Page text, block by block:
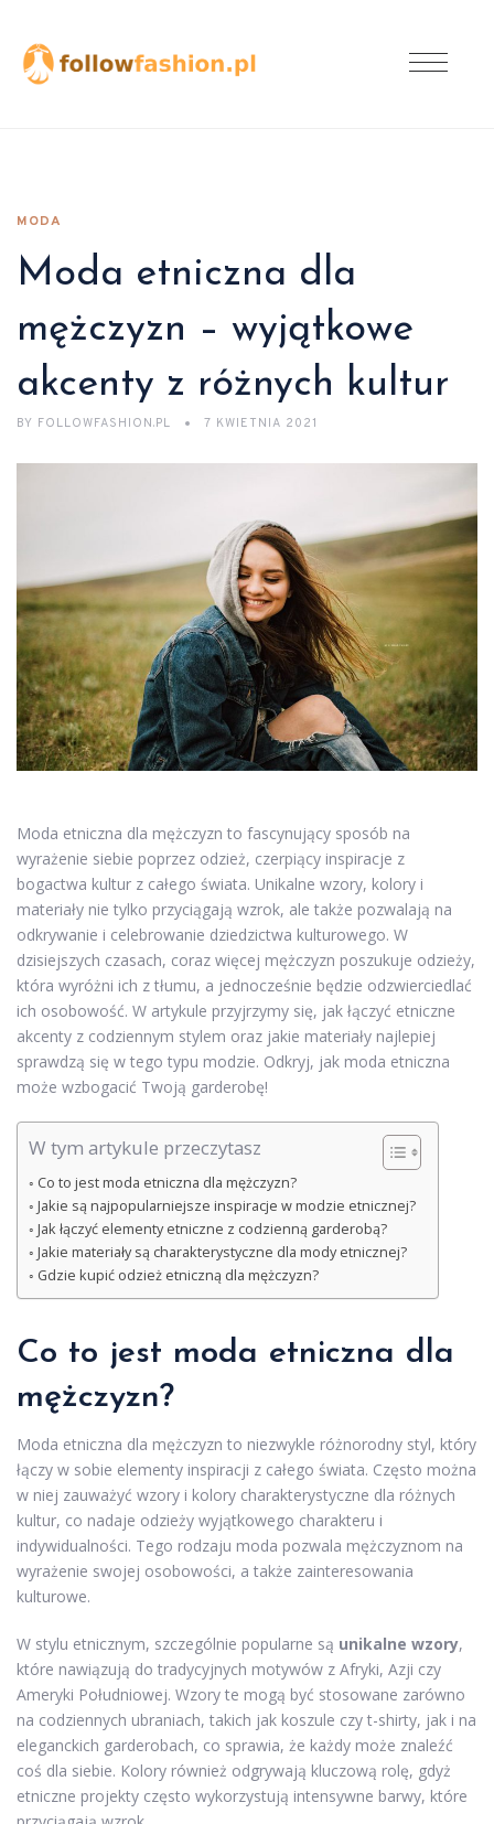
MODA
Moda etniczna dla
mężczyzn – wyjątkowe
akcenty z różnych kultur
BY FOLLOWFASHION.PL 7 KWIETNIA 2021
Moda etniczna dla mężczyzn to fascynujący sposób na
wyrażenie siebie poprzez odzież, czerpiący inspiracje z
bogactwa kultur z całego świata. Unikalne wzory, kolory i
materiały nie tylko przyciągają wzrok, ale także pozwalają na
odkrywanie i celebrowanie dziedzictwa kulturowego. W
dzisiejszych czasach, coraz więcej mężczyzn poszukuje odzieży,
która wyróżni ich z tłumu, a jednocześnie będzie odzwierciedlać
ich osobowość. W artykule przyjrzymy się, jak łączyć etniczne
akcenty z codziennym stylem oraz jakie materiały najlepiej
sprawdzą się w tego typu modzie. Odkryj, jak moda etniczna
może wzbogacić Twoją garderobę!
W tym artykule przeczytasz
Co to jest moda etniczna dla mężczyzn?
Jakie są najpopularniejsze inspiracje w modzie etnicznej?
Jak łączyć elementy etniczne z codzienną garderobą?
Jakie materiały są charakterystyczne dla mody etnicznej?
Gdzie kupić odzież etniczną dla mężczyzn?
Co to jest moda etniczna dla
mężczyzn?
Moda etniczna dla mężczyzn to niezwykle różnorodny styl, który
łączy w sobie elementy inspiracji z całego świata. Często można
w niej zauważyć wzory i kolory charakterystyczne dla różnych
kultur, co nadaje odzieży wyjątkowego charakteru i
indywidualności. Tego rodzaju moda pozwala mężczyznom na
wyrażenie swojej osobowości, a także zainteresowania
kulturowe.
W stylu etnicznym, szczególnie popularne są unikalne wzory,
które nawiązują do tradycyjnych motywów z Afryki, Azji czy
Ameryki Południowej. Wzory te mogą być stosowane zarówno
na codziennych ubraniach, takich jak koszule czy t-shirty, jak i na
eleganckich garderobach, co sprawia, że każdy może znaleźć
coś dla siebie. Kolory również odgrywają kluczową rolę, gdyż
etniczne projekty często wykorzystują intensywne barwy, które